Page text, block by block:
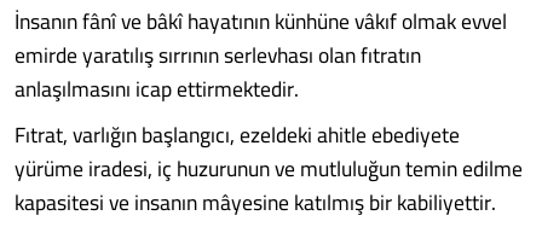
İnsanın fânî ve bâkî hayatının künhüne vâkıf olmak evvel
emirde yaratılış sırrının serlevhası olan fıtratın
anlaşılmasını icap ettirmektedir.
Fıtrat, varlığın başlangıcı, ezeldeki ahitle ebediyete
yürüme iradesi, iç huzurunun ve mutluluğun temin edilme
kapasitesi ve insanın mâyesine katılmış bir kabiliyettir.